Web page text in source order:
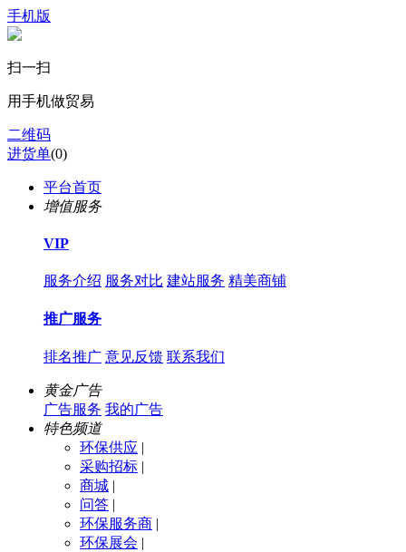
手机版
扫一扫
用手机做贸易
二维码
进货单(0)
平台首页
增值服务
VIP
服务介绍 服务对比 建站服务 精美商铺
推广服务
排名推广 意见反馈 联系我们
黄金广告
广告服务 我的广告
特色频道
环保供应 |
采购招标 |
商城 |
问答 |
环保服务商 |
环保展会 |